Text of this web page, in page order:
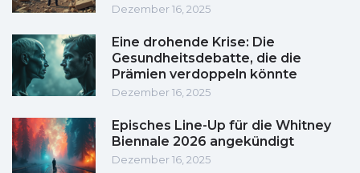
Dezember 16, 2025
Eine drohende Krise: Die
Gesundheitsdebatte, die die
Prämien verdoppeln könnte
Dezember 16, 2025
Episches Line-Up für die Whitney
Biennale 2026 angekündigt
Dezember 16, 2025